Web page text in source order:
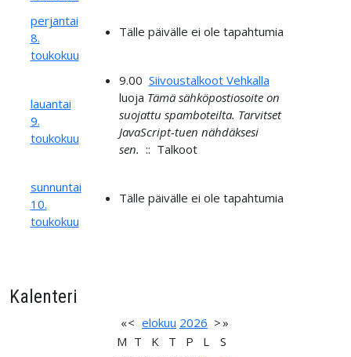
perjantai
8.
toukokuu
Tälle päivälle ei ole tapahtumia
lauantai
9.
toukokuu
9.00 Siivoustalkoot Vehkalla
luoja Tämä sähköpostiosoite on
suojattu spamboteilta. Tarvitset
JavaScript-tuen nähdäksesi
sen. :: Talkoot
sunnuntai
10.
toukokuu
Tälle päivälle ei ole tapahtumia
Kalenteri
«< elokuu 2026 >»
M T K T P L
S